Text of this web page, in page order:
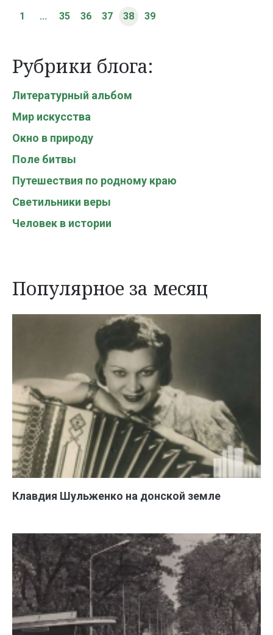
1 ... 35 36 37 38 39
Рубрики блога:
Литературный альбом
Мир искусства
Окно в природу
Поле битвы
Путешествия по родному краю
Светильники веры
Человек в истории
Популярное за месяц
Клавдия Шульженко на донской земле